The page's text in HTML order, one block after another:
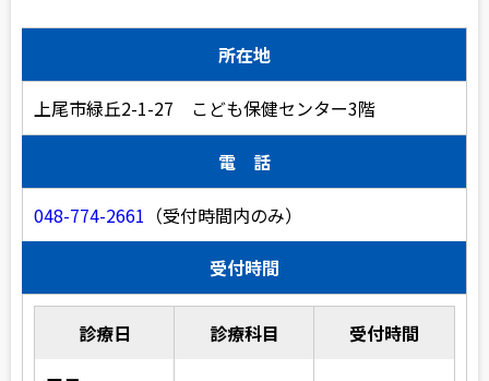
所在地
上尾市緑丘2-1-27 こども保健センター3階
電 話
048-774-2661 （受付時間内のみ）
受付時間
診療日 診療科目
受付時間